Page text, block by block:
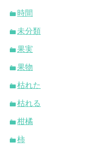
時間
未分類
果実
果物
枯れた
枯れる
柑橘
柿